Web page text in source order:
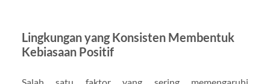
Lingkungan yang Konsisten Membentuk
Kebiasaan Positif
Salah satu faktor yang sering memengaruhi